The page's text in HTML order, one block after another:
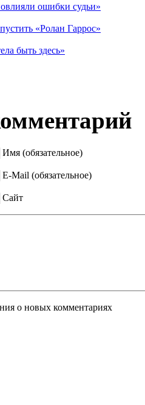
ошибки судьи»
«Ролан Гаррос»
быть здесь»
Имя (обязательное)
E-Mail (обязательное)
Сайт
о новых комментариях